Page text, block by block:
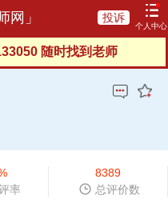
网」
个人中心
投诉
登录
我的评价
随时找到老师
随时找到老师
率
8389
总评价数